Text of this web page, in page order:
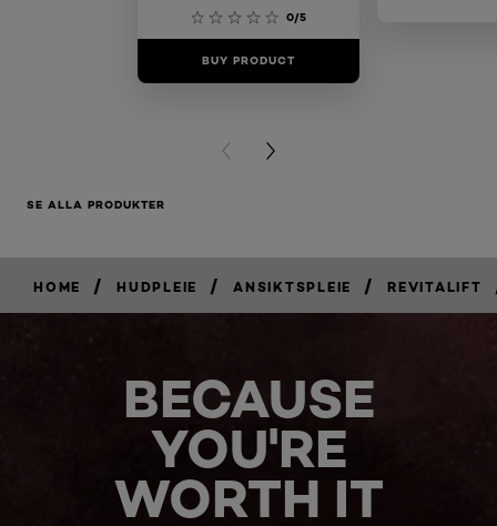
0/5
BUY PRODUCT
PREVIOUS CARD
NEXT CARD
SE ALLA PRODUKTER
HOME / HUDPLEIE / ANSIKTSPLEIE / REVITALIFT
BECAUSE
YOU'RE
WORTH IT